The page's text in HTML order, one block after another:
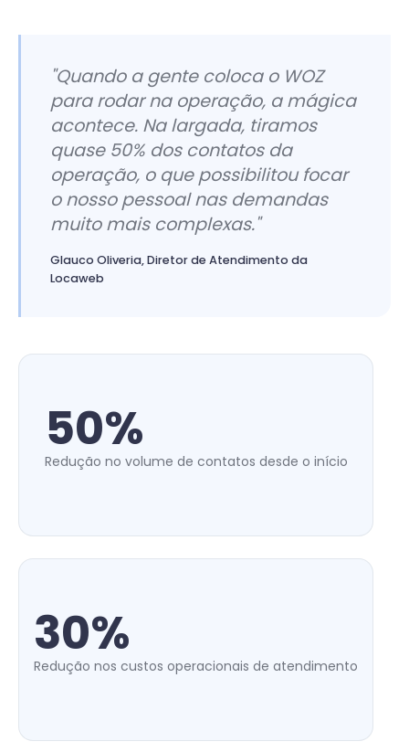
"Quando a gente coloca o WOZ
para rodar na operação, a mágica
acontece. Na largada, tiramos
quase 50% dos contatos da
operação, o que possibilitou focar
o nosso pessoal nas demandas
muito mais complexas."
Glauco Oliveria, Diretor de Atendimento da
Locaweb
50%
Redução no volume de contatos desde o início
30%
Redução nos custos operacionais de atendimento